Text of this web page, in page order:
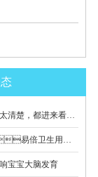
对纸尿裤具体的材质都不太清楚，都进来看看哟
emc易倍卫生用品教您如何鉴别纸尿裤材质？宝宝尿裤怎么选？
宝宝大脑发育